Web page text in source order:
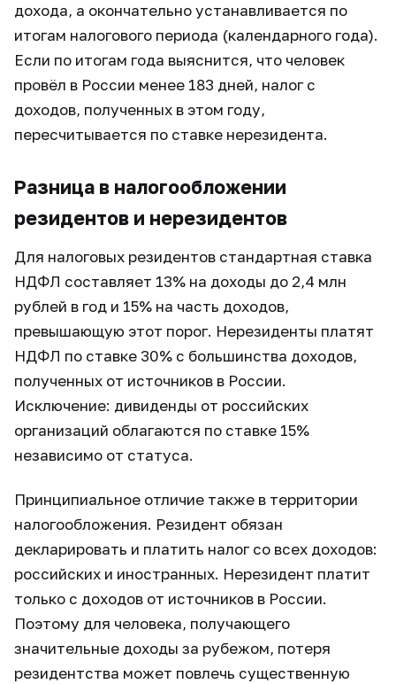
дохода, а окончательно устанавливается по
итогам налогового периода (календарного года).
Если по итогам года выяснится, что человек
провёл в России менее 183 дней, налог с
доходов, полученных в этом году,
пересчитывается по ставке нерезидента.
Разница в налогообложении
резидентов и нерезидентов
Для налоговых резидентов стандартная ставка
НДФЛ составляет 13% на доходы до 2,4 млн
рублей в год и 15% на часть доходов,
превышающую этот порог. Нерезиденты платят
НДФЛ по ставке 30% с большинства доходов,
полученных от источников в России.
Исключение: дивиденды от российских
организаций облагаются по ставке 15%
независимо от статуса.
Принципиальное отличие также в территории
налогообложения. Резидент обязан
декларировать и платить налог со всех доходов:
российских и иностранных. Нерезидент платит
только с доходов от источников в России.
Поэтому для человека, получающего
значительные доходы за рубежом, потеря
резидентства может повлечь существенную